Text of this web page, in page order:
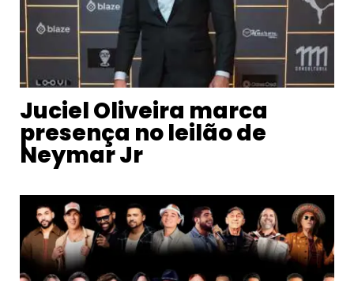
Juciel Oliveira marca
presença no leilão de
Neymar Jr